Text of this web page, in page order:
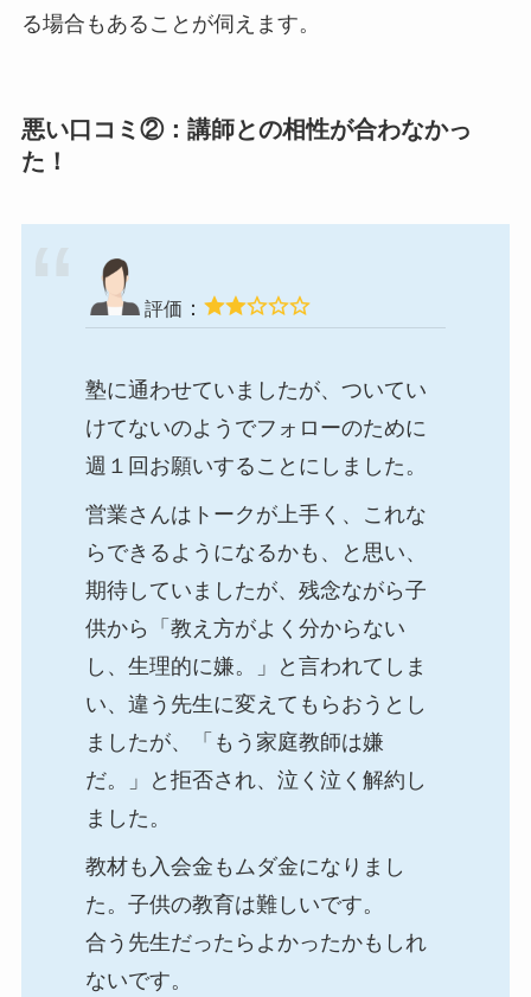
る場合もあることが伺えます。
悪い口コミ②：講師との相性が合わなかっ
た！
評価 ：
塾に通わせていましたが、ついてい
けてないのようでフォローのために
週１回お願いすることにしました。
営業さんはトークが上手く、これな
らできるようになるかも、と思い、
期待していましたが、残念ながら子
供から「教え方がよく分からない
し、生理的に嫌。」と言われてしま
い、違う先生に変えてもらおうとし
ましたが、「もう家庭教師は嫌
だ。」と拒否され、泣く泣く解約し
ました。
教材も入会金もムダ金になりまし
た。子供の教育は難しいです。
合う先生だったらよかったかもしれ
ないです。